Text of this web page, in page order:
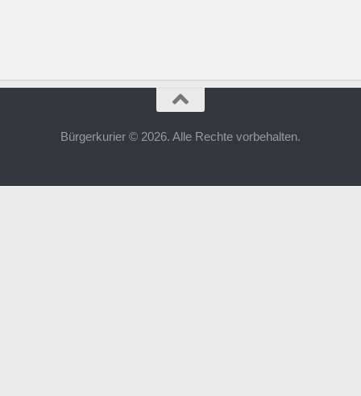
Bürgerkurier © 2026. Alle Rechte vorbehalten.